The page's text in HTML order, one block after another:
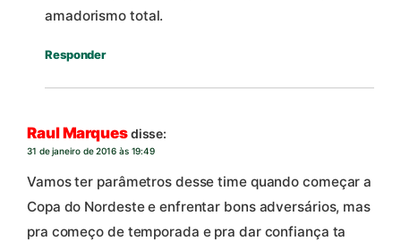
amadorismo total.
Responder
Raul Marquesdisse:
31 de janeiro de 2016 às 19:49
Vamos ter parâmetros desse time quando começar a
Copa do Nordeste e enfrentar bons adversários, mas
pra começo de temporada e pra dar confiança ta